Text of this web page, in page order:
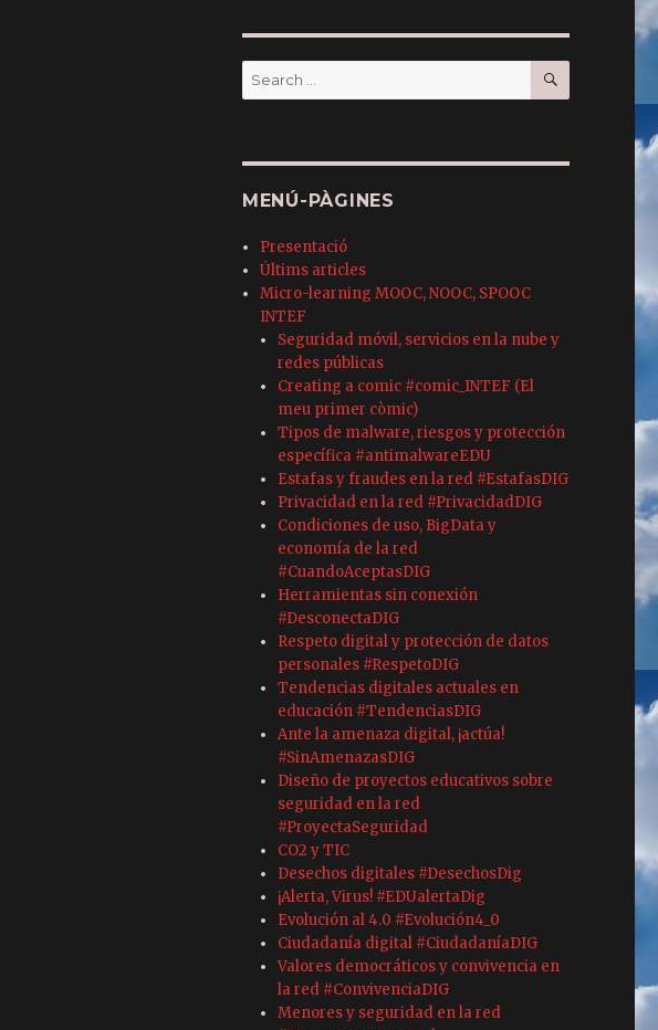
Search
for:
SEARCH
MENÚ-PÀGINES
Presentació
Últims articles
Micro-learning MOOC, NOOC, SPOOC
INTEF
Seguridad móvil, servicios en la nube y
redes públicas
Creating a comic #comic_INTEF (El
meu primer còmic)
Tipos de malware, riesgos y protección
específica #antimalwareEDU
Estafas y fraudes en la red #EstafasDIG
Privacidad en la red #PrivacidadDIG
Condiciones de uso, BigData y
economía de la red
#CuandoAceptasDIG
Herramientas sin conexión
#DesconectaDIG
Respeto digital y protección de datos
personales #RespetoDIG
Tendencias digitales actuales en
educación #TendenciasDIG
Ante la amenaza digital, ¡actúa!
#SinAmenazasDIG
Diseño de proyectos educativos sobre
seguridad en la red
#ProyectaSeguridad
CO2 y TIC
Desechos digitales #DesechosDig
¡Alerta, Virus! #EDUalertaDig
Evolución al 4.0 #Evolución4_0
Ciudadanía digital #CiudadaníaDIG
Valores democráticos y convivencia en
la red #ConvivenciaDIG
Menores y seguridad en la red